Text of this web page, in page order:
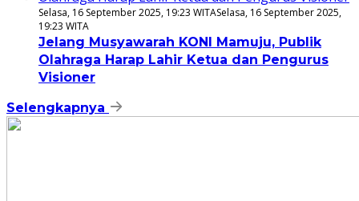
Selasa, 16 September 2025, 19:23 WITASelasa, 16 September 2025,
19:23 WITA
Jelang Musyawarah KONI Mamuju, Publik
Olahraga Harap Lahir Ketua dan Pengurus
Visioner
Selengkapnya